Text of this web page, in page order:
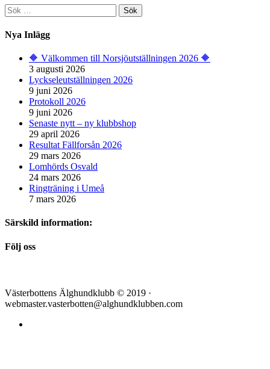
Sök
efter:
Nya Inlägg
🔶️ Välkommen till Norsjöutställningen 2026 🔶️
3 augusti 2026
Lyckseleutställningen 2026
9 juni 2026
Protokoll 2026
9 juni 2026
Senaste nytt – ny klubbshop
29 april 2026
Resultat Fällforsån 2026
29 mars 2026
Lomhörds Osvald
24 mars 2026
Ringträning i Umeå
7 mars 2026
Särskild information:
Följ oss
Västerbottens Älghundklubb © 2019 ·
webmaster.vasterbotten@alghundklubben.com